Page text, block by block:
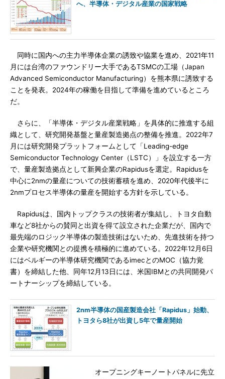
へ、半導体・デジタル産業の国家戦略
同時に国内への主力半導体企業の誘致や協業を進め、2021年11
月には台湾のファウンドリー大手であるTSMCの工場（Japan
Advanced Semiconductor Manufacturing）を熊本県に誘致する
ことを発表。2024年の稼働を目指して準備を進めているところ
だ。
さらに、「半導体・デジタル産業戦略」を具体的に推進する組
織として、研究開発基盤と量産製造拠点の整備を推進。2022年7
月には研究開発プラットフォームとして「Leading-edge
Semiconductor Technology Center（LSTC）」を設立する一方
で、量産製造拠点として新興企業のRapidusを選定。Rapidusを
中心に2nmの量産についての技術蓄積を進め、2020年代後半に
2nmプロセス半導体の量産を開始する方針を示している。
Rapidusは、国内トップクラスの技術者が集結し、トヨタ自動
車など8社からの賛同と出資を得て設立された企業だが、国内で
最先端のロジック半導体の製造技術はないため、先進技術を持つ
企業や研究機関との提携を積極的に進めている。2022年12月6日
にはベルギーの半導体研究機関であるimecとのMOC（協力覚
書）を締結した他、同年12月13日には、米国IBMとの共同開発パ
ートナーシップを締結している。
2nm半導体の国産製造会社「Rapidus」始動、
トヨタら8社が出資し5年で量産開始
オープニングキーノートパネルに先立